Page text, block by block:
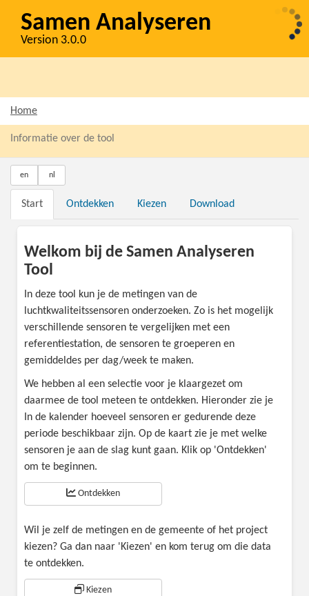
Samen Analyseren
Version 3.0.0
Home
Informatie over de tool
en nl
Start Ontdekken Kiezen Download
Welkom bij de Samen Analyseren
Tool
In deze tool kun je de metingen van de
luchtkwaliteitssensoren onderzoeken. Zo is het mogelijk
verschillende sensoren te vergelijken met een
referentiestation, de sensoren te groeperen en
gemiddeldes per dag/week te maken.
We hebben al een selectie voor je klaargezet om
daarmee de tool meteen te ontdekken. Hieronder zie je
In de kalender hoeveel sensoren er gedurende deze
periode beschikbaar zijn. Op de kaart zie je met welke
sensoren je aan de slag kunt gaan. Klik op 'Ontdekken'
om te beginnen.
Ontdekken
Wil je zelf de metingen en de gemeente of het project
kiezen? Ga dan naar 'Kiezen' en kom terug om die data
te ontdekken.
Kiezen